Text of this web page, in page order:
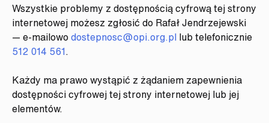
Wszystkie problemy z dostępnością cyfrową tej strony
internetowej możesz zgłosić do Rafał Jendrzejewski
— e-mailowodostepnosc@opi.org.pl lub telefonicznie
512 014 561.
Każdy ma prawo wystąpić z żądaniem zapewnienia
dostępności cyfrowej tej strony internetowej lub jej
elementów.